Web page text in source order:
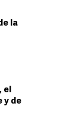
la
el
y de